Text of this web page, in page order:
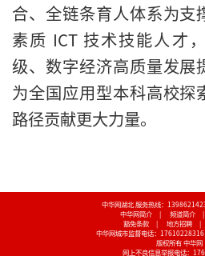
合、全链条育人体系为支
素质 ICT 技术技能人才
级、数字经济高质量发展
为全国应用型本科高校探
路径贡献更大力量。
中华网湖北 服务热线：
中华网简介
| 频道简介 |
豁免条款
| 地方招聘 |
中华网城市监督电话：17610228316
版权所有 中华网
网上不良信息举报电话：